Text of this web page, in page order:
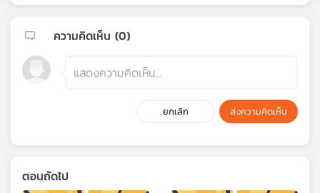
ความคิดเห็น (0)
ยกเลิก ส่งความคิดเห็น
ตอนถัดไป